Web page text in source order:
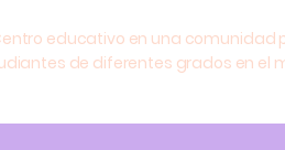
educativo en una comunidad
de diferentes grados en el